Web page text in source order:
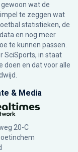
wat de
te zeggen wat
statistieken, de
en nog meer
te kunnen passen.
SciSports, in staat
doen en dat voor alle
& Media
20-C